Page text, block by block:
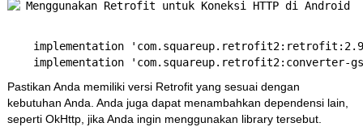
implementation
Pastikan Anda memiliki versi Retrofit yang sesuai dengan
kebutuhan Anda. Anda juga dapat menambahkan dependensi lain,
seperti OkHttp, jika Anda ingin menggunakan library tersebut.